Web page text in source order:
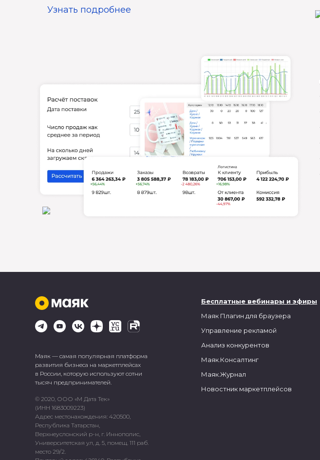
Узнать подробнее
Маяк — самая популярная платформа
развития бизнеса на маркетплейсах
в России, которую используют сотни
тысяч предпринимателей.
© 2020, ООО «М Дата Тек»
(ИНН 1683009223)
Адрес местонахождения: 420500,
Республика Татарстан,
Верхнеуслонский р-н, г. Иннополис,
Университетская ул, д. 5, помещ. 111 раб.
место 29/2.
Бесплатные вебинары и эфиры
Маяк Плагин для браузера
Управление рекламой
Анализ конкурентов
Маяк.Консалтинг
Маяк.Журнал
Новостник маркетплейсов